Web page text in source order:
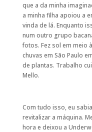
que a da minha
a minha filha apoiou a
vinda de lá. Enquanto
num outro grupo
fotos. Fez sol em meio
chuvas em São Paulo
de plantas. Trabalho
Mello.
Com tudo isso, eu
revitalizar a máquina.
hora e deixou a